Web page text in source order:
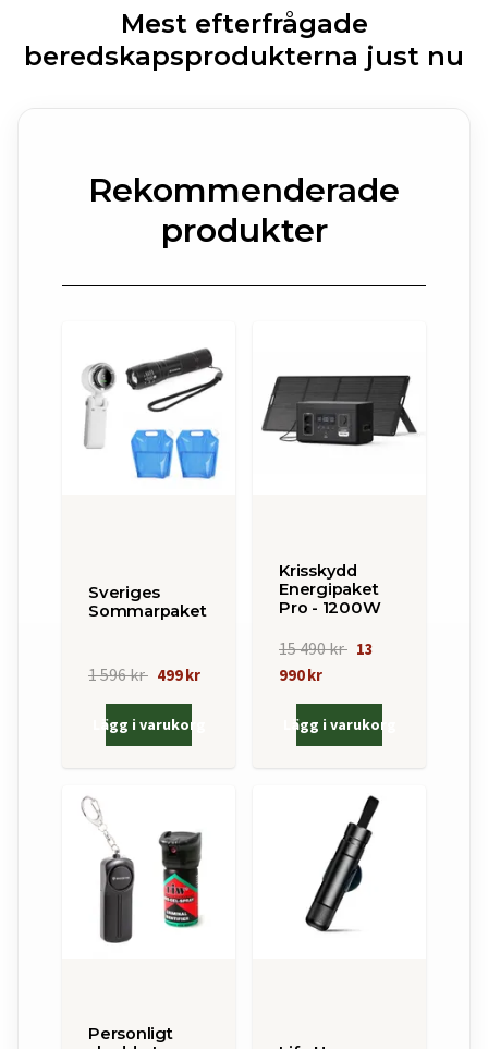
Mest efterfrågade
beredskapsprodukterna just nu
Rekommenderade
produkter
Sveriges
Sommarpaket
1 596 kr 499 kr
Lägg i varukorg
Krisskydd
Energipaket
Pro - 1200W
15 490 kr 13
990 kr
Lägg i varukorg
Personligt